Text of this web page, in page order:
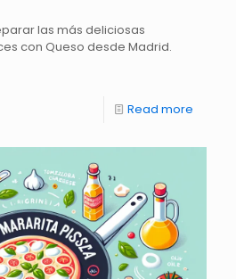
las más deliciosas
con Queso desde Madrid.
Read more